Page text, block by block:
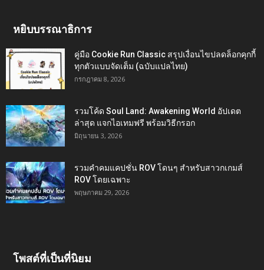
หยิบบรรณาธิการ
คู่มือ Cookie Run Classic สรุปเงื่อนไขปลดล็อกคุกกี้
ทุกตัวแบบจัดเต็ม (ฉบับแปลไทย)
กรกฎาคม 8, 2026
รวมโค้ด Soul Land: Awakening World อัปเดต
ล่าสุด แจกไอเทมฟรี พร้อมวิธีกรอก
มิถุนายน 3, 2026
รวมคำคมแคปชั่น ROV โดนๆ สำหรับสาวกเกมส์
ROV โดยเฉพาะ
พฤษภาคม 29, 2026
โพสต์ที่เป็นที่นิยม